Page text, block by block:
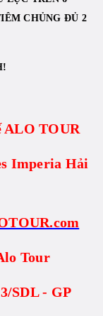
CHỦNG ĐỦ 2
ALO TOUR
Imperia Hải
Tour
SDL - GP